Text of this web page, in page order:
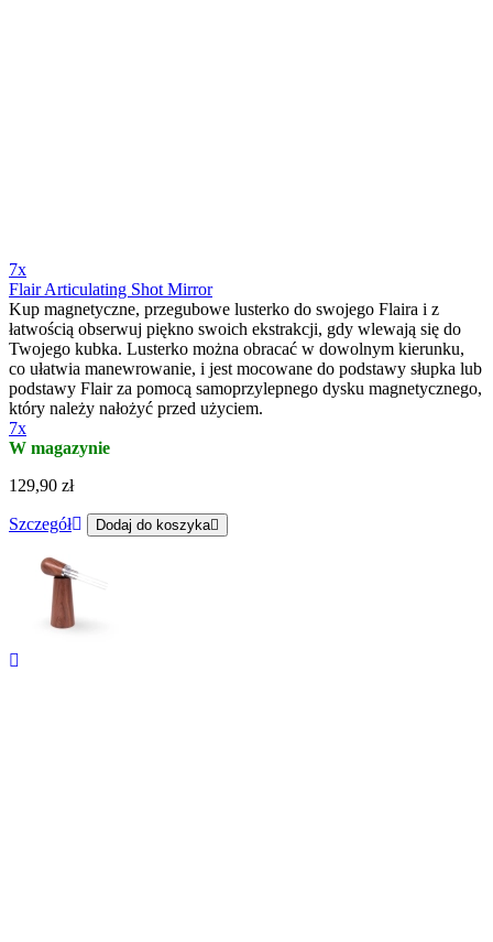
7x
Flair Articulating Shot Mirror
Kup magnetyczne, przegubowe lusterko do swojego Flaira i z
łatwością obserwuj piękno swoich ekstrakcji, gdy wlewają się do
Twojego kubka. Lusterko można obracać w dowolnym kierunku,
co ułatwia manewrowanie, i jest mocowane do podstawy słupka lub
podstawy Flair za pomocą samoprzylepnego dysku magnetycznego,
który należy nałożyć przed użyciem.
7x
W magazynie
129,90 zł
Szczegół Dodaj do koszyka